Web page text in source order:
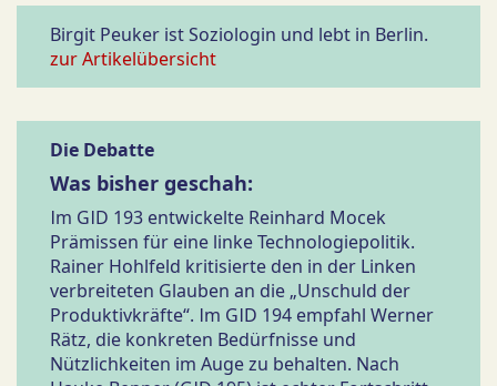
Birgit Peuker ist Soziologin und lebt in Berlin.
zur Artikelübersicht
Die Debatte
Was bisher geschah:
Im GID 193 entwickelte Reinhard Mocek
Prämissen für eine linke Technologiepolitik.
Rainer Hohlfeld kritisierte den in der Linken
verbreiteten Glauben an die „Unschuld der
Produktivkräfte“. Im GID 194 empfahl Werner
Rätz, die konkreten Bedürfnisse und
Nützlichkeiten im Auge zu behalten. Nach